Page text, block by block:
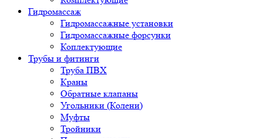
Гидромассаж
Гидромассажные установки
Гидромассажные форсунки
Коплектующие
Трубы и фитинги
Труба ПВХ
Краны
Обратные клапаны
Угольники (Колени)
Муфты
Тройники